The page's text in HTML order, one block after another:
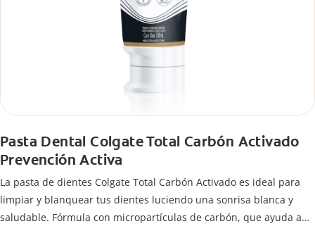
Pasta Dental Colgate Total Carbón Activado
Prevención Activa
La pasta de dientes Colgate Total Carbón Activado es ideal para
limpiar y blanquear tus dientes luciendo una sonrisa blanca y
saludable. Fórmula con micropartículas de carbón, que ayuda a